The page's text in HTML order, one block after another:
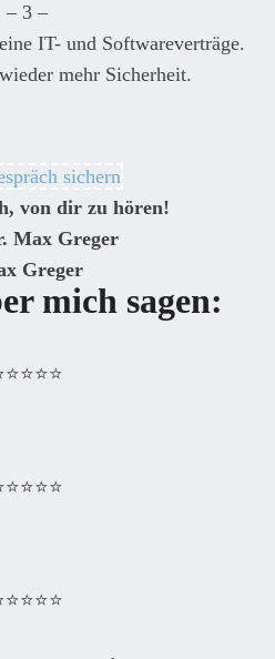
– 3 –
IT- und Softwareverträge.
mehr Sicherheit.
sichern
von dir zu hören!
Max Greger
mich sagen: